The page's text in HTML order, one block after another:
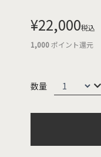
¥22,000税込
1,000ポイント還元